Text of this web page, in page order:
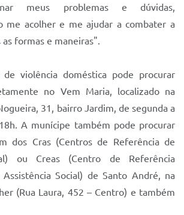
meus problemas e dúvidas,
me acolher e me ajudar a combater a
formas e maneiras".
violência doméstica pode procurar
no Vem Maria, localizado na
31, bairro Jardim, de segunda a
A munícipe também pode procurar
dos Cras (Centros de Referência de
ou Creas (Centro de Referência
Assistência Social) de Santo André, na
(Rua Laura, 452 – Centro) e também